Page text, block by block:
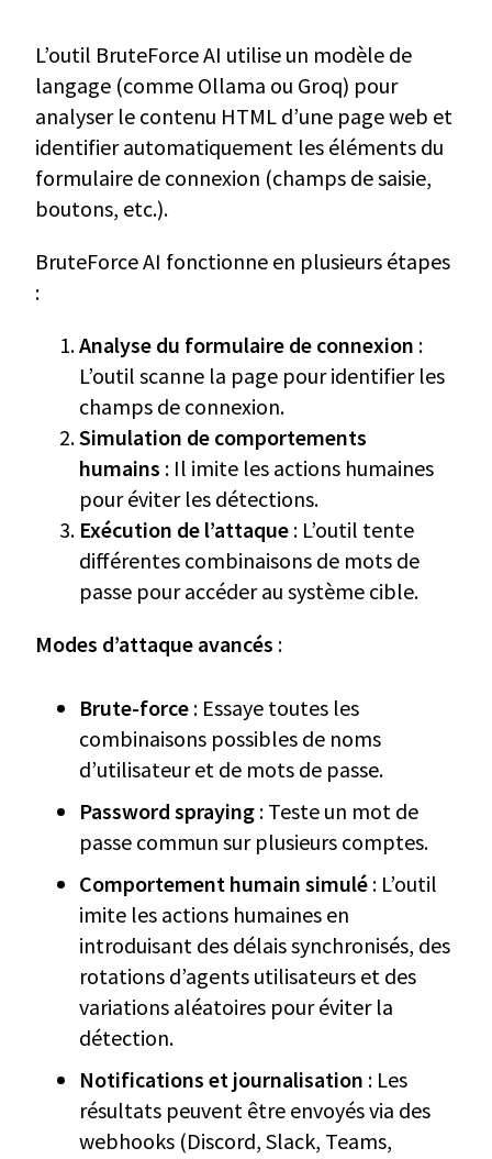
L’outil BruteForce AI utilise un modèle de
langage (comme Ollama ou Groq) pour
analyser le contenu HTML d’une page web et
identifier automatiquement les éléments du
formulaire de connexion (champs de saisie,
boutons, etc.).
BruteForce AI fonctionne en plusieurs étapes
:
Analyse du formulaire de connexion :
L’outil scanne la page pour identifier les
champs de connexion.
Simulation de comportements
humains : Il imite les actions humaines
pour éviter les détections.
Exécution de l’attaque : L’outil tente
différentes combinaisons de mots de
passe pour accéder au système cible.
Modes d’attaque avancés :
Brute-force : Essaye toutes les
combinaisons possibles de noms
d’utilisateur et de mots de passe.
Password spraying : Teste un mot de
passe commun sur plusieurs comptes.
Comportement humain simulé : L’outil
imite les actions humaines en
introduisant des délais synchronisés, des
rotations d’agents utilisateurs et des
variations aléatoires pour éviter la
détection.
Notifications et journalisation : Les
résultats peuvent être envoyés via des
webhooks (Discord, Slack, Teams,